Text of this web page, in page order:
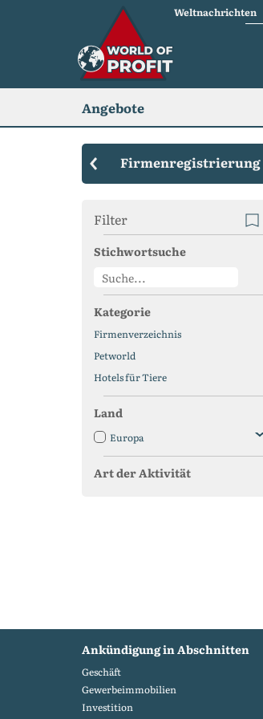
Weltnachrichten
Angebote
Firmenregistrierung
Filter
Stichwortsuche
Kategorie
Firmenverzeichnis
Petworld
Hotels für Tiere
Land
Europa
Art der Aktivität
Ankündigung in Abschnitten
Geschäft
Gewerbeimmobilien
Investition